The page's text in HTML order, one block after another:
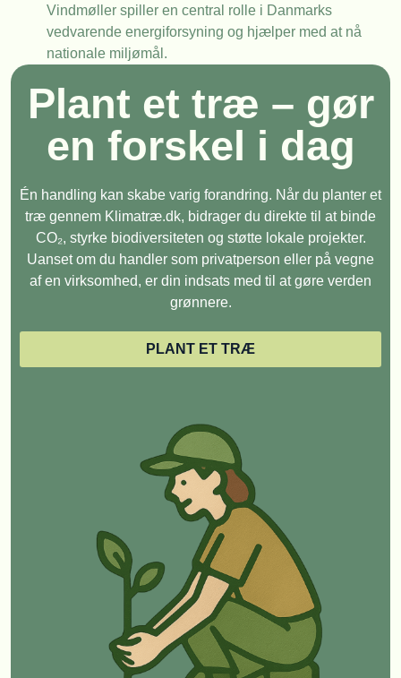
Vindmøller spiller en central rolle i Danmarks
vedvarende energiforsyning og hjælper med at nå
nationale miljømål.
Plant et træ – gør
en forskel i dag
Én handling kan skabe varig forandring. Når du planter et
træ gennem Klimatræ.dk, bidrager du direkte til at binde
CO₂, styrke biodiversiteten og støtte lokale projekter.
Uanset om du handler som privatperson eller på vegne
af en virksomhed, er din indsats med til at gøre verden
grønnere.
PLANT ET TRÆ